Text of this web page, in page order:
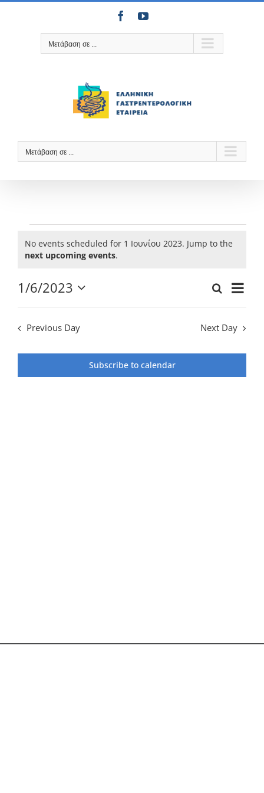
Μετάβαση
FacebookYouTube
Μετάβαση σε ...
Μετάβαση σε ...
Events
for
1
Ιουνίου
2023
Notice
No events scheduled for 1 Ιουνίου 2023. Jump to the
next upcoming events.
Events
Search
and
Search
Day
1/6/2023
Select
Previous Day Next Day
Subscribe to calendar